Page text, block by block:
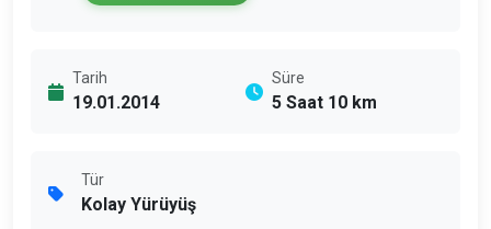
Tarih
19.01.2014
Süre
5 Saat 10 km
Tür
Kolay Yürüyüş